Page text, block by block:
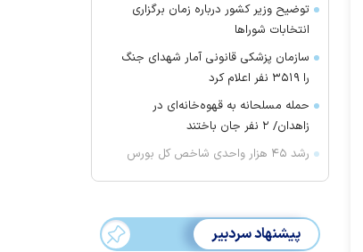
توضیح وزیر کشور درباره زمان برگزاری
انتخابات شورا‌ها
سازمان پزشکی قانونی آمار شهدای جنگ
را ۳۵۱۹ نفر اعلام کرد
حمله مسلحانه به قهوه‌خانه‌ای در
زاهدان/ ۲ نفر جان باختند
رشد ۴۵ هزار واحدی شاخص کل بورس
پیشنهاد سردبیر